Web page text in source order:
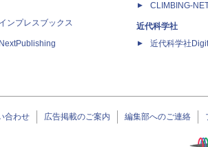
インプレスブックス
NextPublishing
CLIMBING-
近代科学社
近代科学社
合わせ 広告掲載のご案内 編集部へのご連絡